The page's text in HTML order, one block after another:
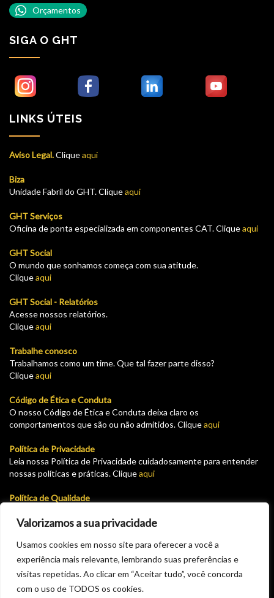
Valorizamos a sua privacidade
Usamos cookies em nosso site para oferecer a você a
experiência mais relevante, lembrando suas preferências e
visitas repetidas. Ao clicar em “Aceitar tudo”, você concorda
com o uso de TODOS os cookies.
Orçamentos
SIGA O GHT
LINKS ÚTEIS
Aviso Legal.Cliqueaqui
Biza
Unidade Fabril do GHT. Cliqueaqui
GHT Serviços
Oficina de ponta especializada em componentes CAT. Cliqueaqui
GHT Social
O mundo que sonhamos começa com sua atitude.
Cliqueaqui
GHT Social - Relatórios
Acesse nossos relatórios.
Cliqueaqui
Trabalhe conosco
Trabalhamos como um time. Que tal fazer parte disso?
Cliqueaqui
Código de Ética e Conduta
O nosso Código de Ética e Conduta deixa claro os
comportamentos que são ou não admitidos. Cliqueaqui
Política de Privacidade
Leia nossa Política de Privacidade cuidadosamente para entender
nossas políticas e práticas. Cliqueaqui
Política de Qualidade
entender nossas políticas e práticas. Clique
Plataforma para solicitar cadastro como fornecedor do GHT.
Solicite seu pré cadastro aqui e aguarde a aprovação via email.
Cliqueaqui